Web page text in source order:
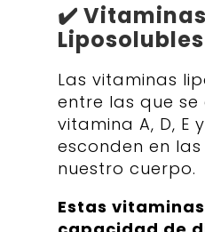
✔️ Vitaminas
Liposolubles
Las vitaminas
entre las que
vitamina A, D, E
esconden en
nuestro cuerpo.
Estas